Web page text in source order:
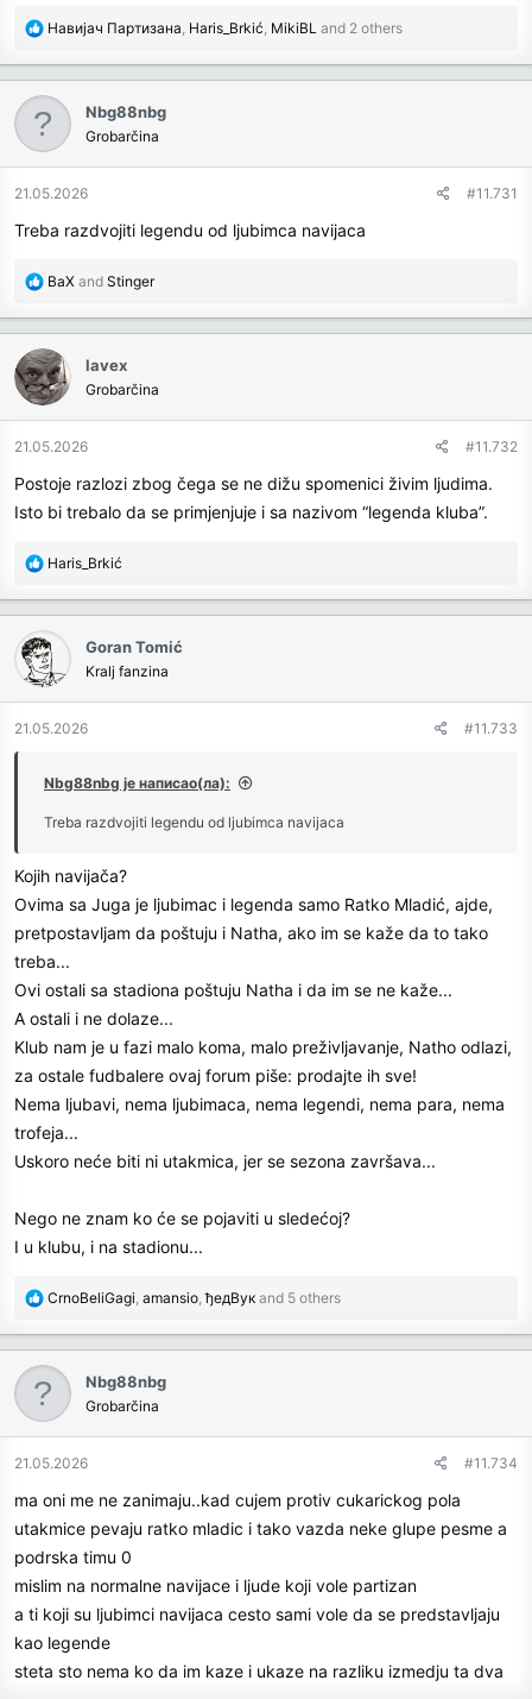
R
c
t
o
n
:
Навијач Партизана, Haris_Brkić, MikiBL and 2 others
Nbg88nbg
Grobarčina
21.05.2026 #11.731
Treba razdvojiti legendu od ljubimca navijaca
R
c
t
i
o
n
:
BaX and Stinger
lavex
Grobarčina
21.05.2026 #11.732
Postoje razlozi zbog čega se ne dižu spomenici živim ljudima.
Isto bi trebalo da se primjenjuje i sa nazivom “legenda kluba”.
R
c
t
i
o
n
Haris_Brkić
Goran Tomić
Kralj fanzina
21.05.2026 #11.733
Nbg88nbg је написао(ла):
Treba razdvojiti legendu od ljubimca navijaca
Kojih navijača?
Ovima sa Juga je ljubimac i legenda samo Ratko Mladić, ajde,
pretpostavljam da poštuju i Natha, ako im se kaže da to tako
treba...
Ovi ostali sa stadiona poštuju Natha i da im se ne kaže...
A ostali i ne dolaze...
Klub nam je u fazi malo koma, malo preživljavanje, Natho odlazi,
za ostale fudbalere ovaj forum piše: prodajte ih sve!
Nema ljubavi, nema ljubimaca, nema legendi, nema para, nema
trofeja...
Uskoro neće biti ni utakmica, jer se sezona završava...
Nego ne znam ko će se pojaviti u sledećoj?
I u klubu, i na stadionu...
R
c
t
o
n
:
CrnoBeliGagi, amansio,ђедВук and 5 others
Nbg88nbg
Grobarčina
21.05.2026 #11.734
ma oni me ne zanimaju..kad cujem protiv cukarickog pola
utakmice pevaju ratko mladic i tako vazda neke glupe pesme a
podrska timu 0
mislim na normalne navijace i ljude koji vole partizan
a ti koji su ljubimci navijaca cesto sami vole da se predstavljaju
kao legende
steta sto nema ko da im kaze i ukaze na razliku izmedju ta dva